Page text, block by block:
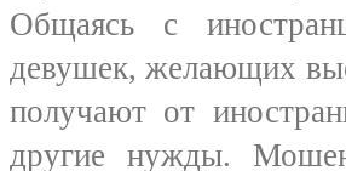
Общаясь с
девушек, желающих
получают от
другие нужды.